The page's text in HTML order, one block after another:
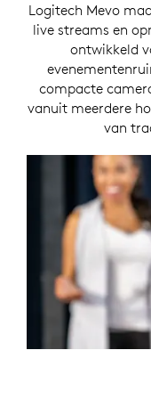
Logitech Mevo
live streams en
ontwikkeld
compacte
vanuit meerdere
van